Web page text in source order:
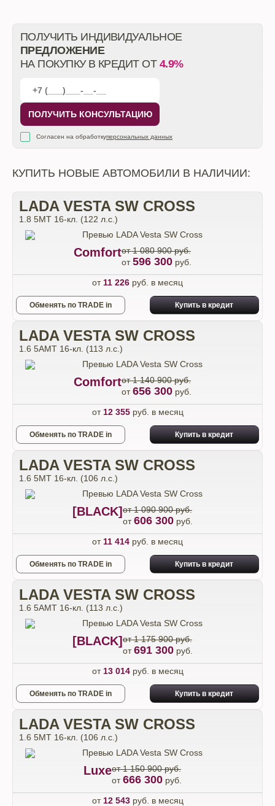
ПОЛУЧИТЬ ИНДИВИДУАЛЬНОЕ
ПРЕДЛОЖЕНИЕ
НА ПОКУПКУ В КРЕДИТ ОТ 4.9%
ПОЛУЧИТЬ КОНСУЛЬТАЦИЮ
Согласен на обработкуперсональных данных
КУПИТЬ НОВЫЕ АВТОМОБИЛИ В НАЛИЧИИ:
LADA VESTA SW CROSS
1.8 5MT 16-кл. (122 л.с.)
Comfortот 1 080 900 руб.
от596 300 руб.
от 11 226 руб. в месяц
Обменять по TRADE in Купить в кредит
LADA VESTA SW CROSS
1.6 5AMT 16-кл. (113 л.с.)
Comfortот 1 140 900 руб.
от656 300 руб.
от 12 355руб. в месяц
Обменять по TRADE in Купить в кредит
LADA VESTA SW CROSS
1.6 5MT 16-кл. (106 л.с.)
[BLACK] от 1 090 900 руб.
от606 300 руб.
от 11 414 руб. в месяц
Обменять по TRADE in Купить в кредит
LADA VESTA SW CROSS
1.6 5AMT 16-кл. (113 л.с.)
[BLACK] от 1 175 900 руб.
от691 300 руб.
от 13 014руб. в месяц
Обменять по TRADE in Купить в кредит
LADA VESTA SW CROSS
1.6 5MT 16-кл. (106 л.с.)
Luxeот 1 150 900 руб.
от666 300 руб.
от 12 543руб. в месяц